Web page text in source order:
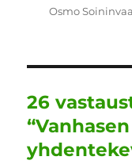
c
b
o
o
k
it
r
Kirjoittaja
Osmo
26